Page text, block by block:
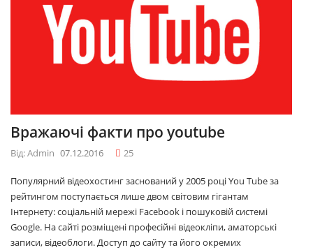
Вражаючі факти про youtube
Від: Admin 07.12.2016 25
Популярний відеохостинг заснований у 2005 році You Tube за
рейтингом поступається лише двом світовим гігантам
Інтернету: соціальній мережі Facebook і пошуковій системі
Google. На сайті розміщені професійні відеокліпи, аматорські
записи, відеоблоги. Доступ до сайту та його окремих